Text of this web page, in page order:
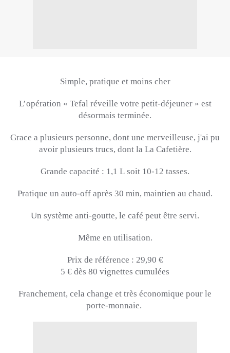
Simple, pratique et moins cher
L’opération « Tefal réveille votre petit-déjeuner » est
désormais terminée.
Grace a plusieurs personne, dont une merveilleuse, j'ai pu
avoir plusieurs trucs, dont la La Cafetière.
Grande capacité : 1,1 L soit 10-12 tasses.
Pratique un auto-off après 30 min, maintien au chaud.
Un système anti-goutte, le café peut être servi.
Même en utilisation.
Prix de référence : 29,90 €
5 € dès 80 vignettes cumulées
Franchement, cela change et très économique pour le
porte-monnaie.